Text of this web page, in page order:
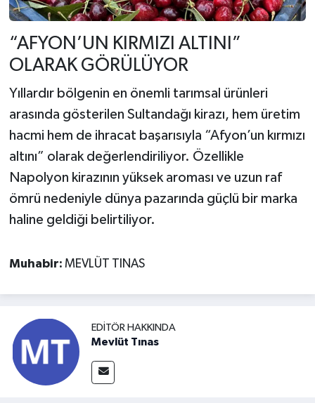
“AFYON’UN KIRMIZI ALTINI”
OLARAK GÖRÜLÜYOR
Yıllardır bölgenin en önemli tarımsal ürünleri
arasında gösterilen Sultandağı kirazı, hem üretim
hacmi hem de ihracat başarısıyla “Afyon’un kırmızı
altını” olarak değerlendiriliyor. Özellikle
Napolyon kirazının yüksek aroması ve uzun raf
ömrü nedeniyle dünya pazarında güçlü bir marka
haline geldiği belirtiliyor.
Muhabir: MEVLÜT TINAS
EDITÖR HAKKINDA
Mevlüt Tınas